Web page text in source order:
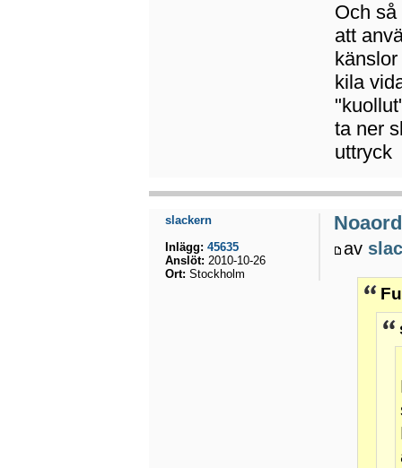
Och
att
kila
ta ner
uttryck
av
slackern
Inlägg: 45635
Anslöt: 2010-10-26
Ort: Stockholm